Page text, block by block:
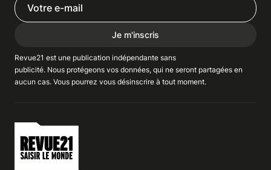
Je m'inscris
Revue21 est une publication indépendante sans
publicité. Nous protégeons vos données, qui ne seront partagées en
aucun cas. Vous pourrez vous désinscrire à tout moment.